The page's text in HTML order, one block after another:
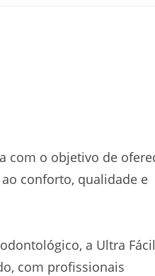
com o objetivo de
conforto, qualidade e
a Ultra Fácil
com profissionais